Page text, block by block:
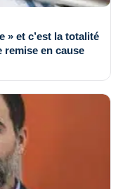
» et c’est la totalité
en cause